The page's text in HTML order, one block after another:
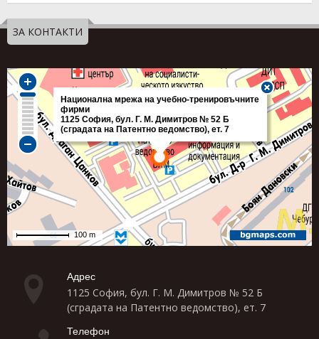
ЗА КОНТАКТИ
Адрес
1125 София, бул. Г. М. Димитров № 52 Б
(сградата на Патентно ведомство), ет. 7
Телефон